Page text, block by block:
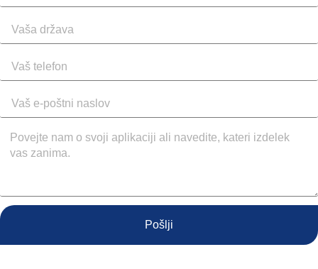
Pošlji